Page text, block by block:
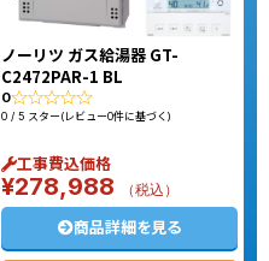
ノーリツ ガス給湯器 GT-
C2472PAR-1 BL
0
0 / 5 スター(レビュー0件に基づく)
工事費込価格
¥278,988 （税込）
商品詳細を見る